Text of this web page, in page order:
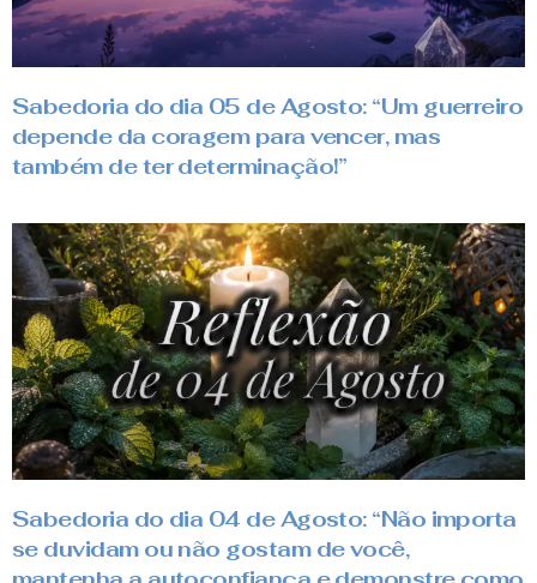
Sabedoria do dia 05 de Agosto: “Um guerreiro
depende da coragem para vencer, mas
também de ter determinação!”
Sabedoria do dia 04 de Agosto: “Não importa
se duvidam ou não gostam de você,